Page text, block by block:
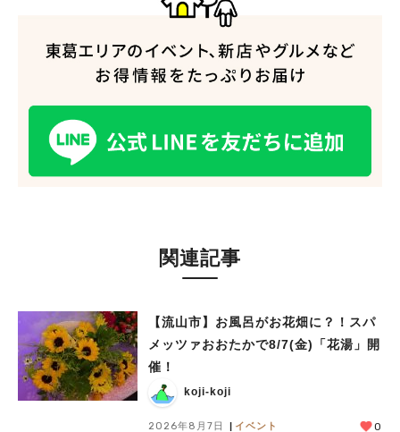
関連記事
【流山市】お風呂がお花畑に？！スパ
メッツァおおたかで8/7(金)「花湯」開
催！
koji-koji
2026年8月7日 イベント 0